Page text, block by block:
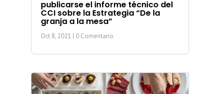
publicarse el informe técnico del
CCI sobre la Estrategia “De la
granja a la mesa”
Oct 8, 2021 | 0 Comentario